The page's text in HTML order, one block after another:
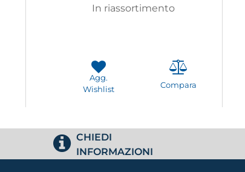
In riassortimento
Agg.
Wishlist
Compara
CHIEDI
INFORMAZIONI